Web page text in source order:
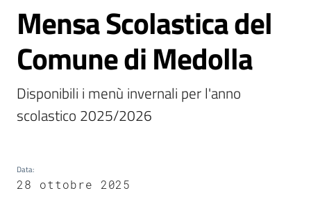
Novità
Servizi
Vivere
il
Salta al contenuto
Mensa Scolastica del
Comune di Medolla
Disponibili i menù invernali per l'anno
scolastico 2025/2026
Data:
28 ottobre 2025